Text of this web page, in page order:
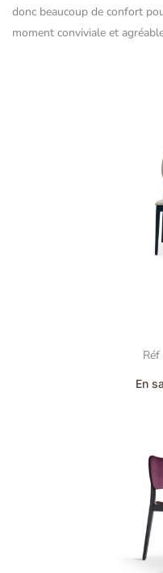
donc beaucoup de confort
moment conviviale et
Réf
En